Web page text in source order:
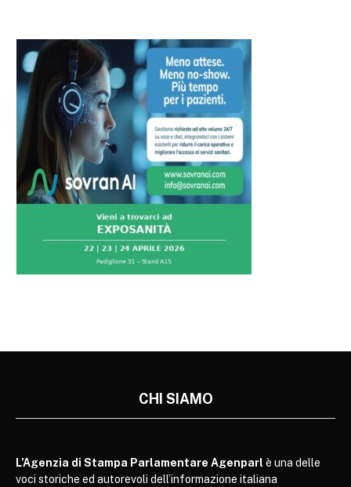
CHI SIAMO
L’Agenzia di Stampa Parlamentare Agenparl è una delle
voci storiche ed autorevoli dell’informazione italiana